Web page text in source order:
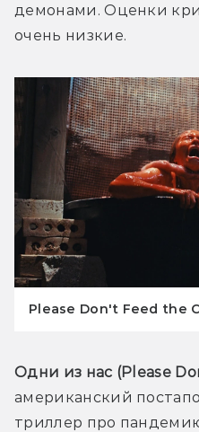
демонами. Оценки
очень низкие.
Please Don't Feed the
Одни из нас (Please
американский
триллер про